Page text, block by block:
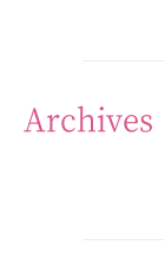
Archives